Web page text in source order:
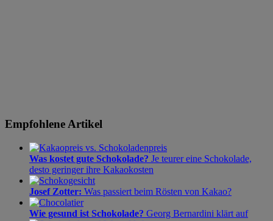
Empfohlene Artikel
Was kostet gute Schokolade? Je teurer eine Schokolade,
desto geringer ihre Kakaokosten
Josef Zotter: Was passiert beim Rösten von Kakao?
Wie gesund ist Schokolade? Georg Bernardini klärt auf